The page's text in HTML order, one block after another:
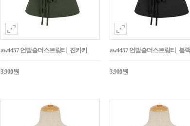
aw4457 언발숄더스트링티_진카키
3,900원
aw4457 언발숄더스트링티_블랙
3,900원